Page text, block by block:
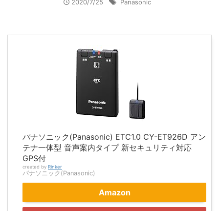
2020/7/25 Panasonic
パナソニック(Panasonic) ETC1.0 CY-ET926D アン
テナ一体型 音声案内タイプ 新セキュリティ対応
GPS付
created by Rinker
パナソニック(Panasonic)
Amazon